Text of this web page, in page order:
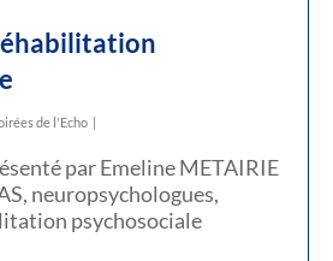
de l'Echo
par Emeline METAIRIE
neuropsychologues,
psychosociale